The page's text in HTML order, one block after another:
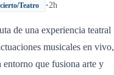
Teatro •2h
de una experiencia teatral
musicales en vivo,
entorno que fusiona arte y